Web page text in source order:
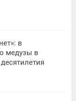
в
медузы в